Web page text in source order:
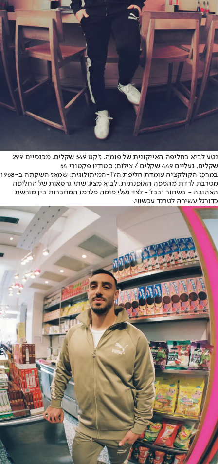
נטע לביא בחליפה האייקונית של פומה. ז'קט 349 שקלים, מכנסיים 299
שקלים, נעליים 449 שקלים / צילום: סטודיו פקטורי 54
במרכז הקולקציה עומדת חליפת ה-T7
המיתולוגית, שמאז השקתה ב-1968
מסרבת לרדת מהמפה האופנתית. לביא מציג שתי גרסאות של החליפה
האהובה - בשחור ובבז' - לצד נעלי פומה פלרמו המחברות בין מורשת
כדורגל עשירה לטרנד עכשווי.